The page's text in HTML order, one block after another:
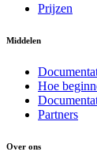
Prijzen
Middelen
Hoe
Partners
Over ons